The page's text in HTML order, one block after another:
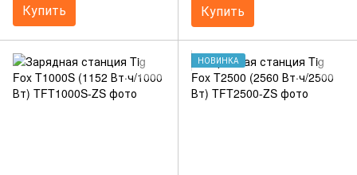
Купить Купить
НОВИНКА